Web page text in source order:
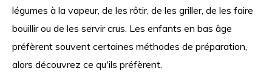
légumes à la vapeur, de les rôtir, de les griller, de les faire
bouillir ou de les servir crus. Les enfants en bas âge
préfèrent souvent certaines méthodes de préparation,
alors découvrez ce qu'ils préfèrent.